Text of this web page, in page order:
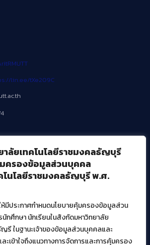
าลัยเทคโนโลยีราชมงคลธัญบุรี
มครองข้อมูลส่วนบุคคล
โนโลยีราชมงคลธัญบุรี พ.ศ.
ห้มีประกาศกำหนดนโยบายคุ้มครองข้อมูลส่วน
กศึกษา นักเรียนในสังกัดมหาวิทยาลัย
รี ในฐานะเจ้าของข้อมูลส่วนบุคคลและ
เข้าใจถึงแนวทางการจัดการและการคุ้มครอง
lin.ee/tXe209C
วส.
ความรู้
การนวัตกรรมดิจิทัล
ให้กับหน่วยงานภายนอก